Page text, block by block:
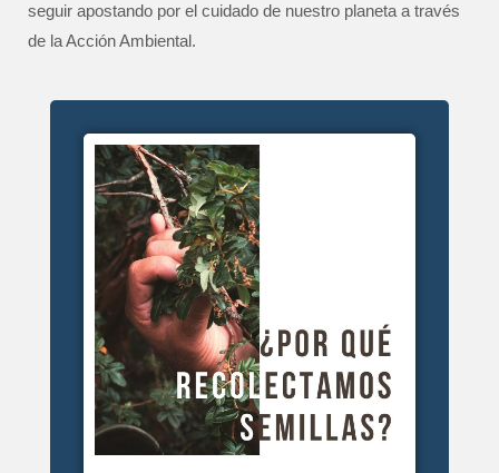
seguir apostando por el cuidado de nuestro planeta a través
de la Acción Ambiental.